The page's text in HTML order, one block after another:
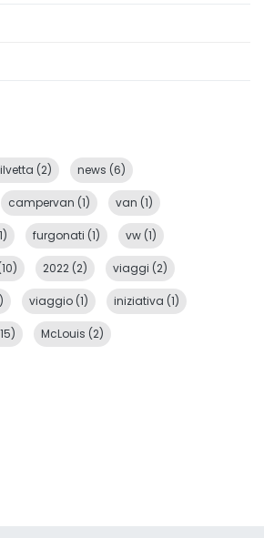
(2) news (6)
campervan (1) van (1)
furgonati (1) vw (1)
2022 (2) viaggi (2)
viaggio (1) iniziativa (1)
McLouis (2)